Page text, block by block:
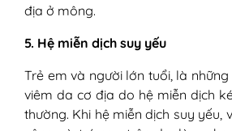
địa ở mông.
5. Hệ miễn dịch suy yếu
Trẻ em và người lớn tuổi, là
viêm da cơ địa do hệ miễn dịch
thường. Khi hệ miễn dịch suy yếu,